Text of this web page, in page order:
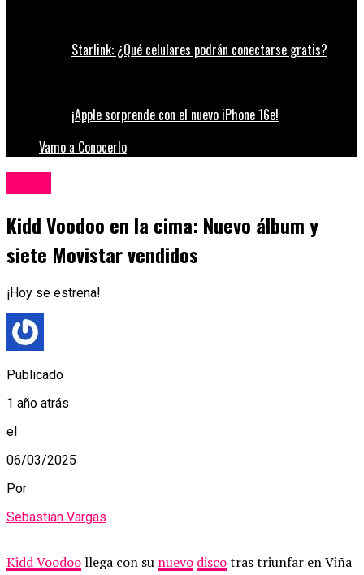
Starlink: ¿Qué celulares podrán conectarse gratis?
¡Apple sorprende con el nuevo iPhone 16e!
Vamo a Conocerlo
Kidd Voodoo en la cima: Nuevo álbum y
siete Movistar vendidos
¡Hoy se estrena!
Publicado
1 año atrás
el
06/03/2025
Por
Sebastián Vargas
Kidd Voodoollega con su nuevo discotras triunfar en Viña